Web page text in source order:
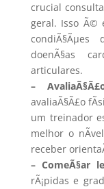
crucial
geral. Isso Ã©
condiÃ§Ãµes
doenÃ§as
articulares.
–
avaliaÃ§Ã£o
um treinador
melhor o
receber
– ComeÃ§ar
rÃ¡pidas e